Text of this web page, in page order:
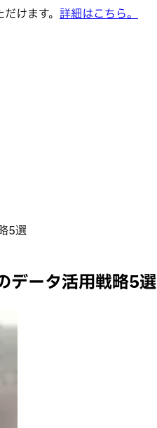
けます。 詳細はこちら。
5選
データ活用戦略5選